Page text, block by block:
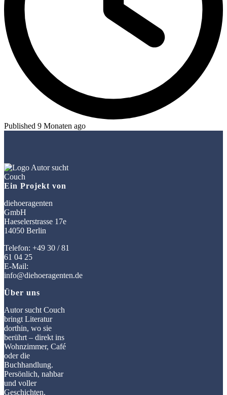
Published 9 Monaten ago
Ein Projekt von
diehoeragenten
GmbH
Haeselerstrasse 17e
14050 Berlin
Telefon: +49 30 / 81
61 04 25
E-Mail:
info@diehoeragenten.de
Über uns
Autor sucht Couch
bringt Literatur
dorthin, wo sie
berührt – direkt ins
Wohnzimmer, Café
oder die
Buchhandlung.
Persönlich, nahbar
und voller
Geschichten.